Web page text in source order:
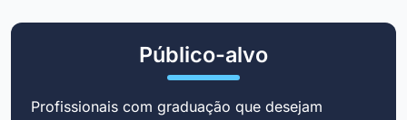
Público-alvo
Profissionais com graduação que desejam